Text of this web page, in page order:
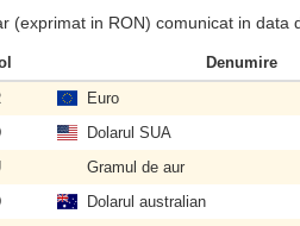
(exprimat in RON) comunicat in data
Denumire
Euro
Dolarul SUA
Gramul de aur
Dolarul australian